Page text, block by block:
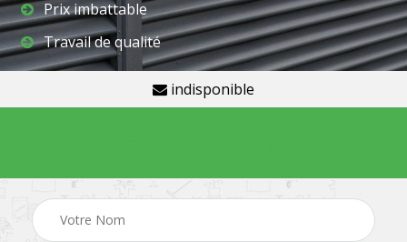
Prix imbattable
Travail de qualité
indisponible